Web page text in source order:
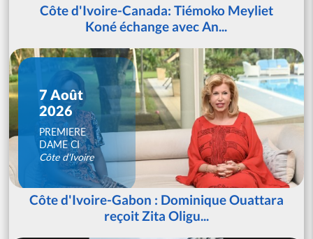
Côte d'Ivoire-Canada: Tiémoko Meyliet
Koné échange avec An...
7 Août
2026
PREMIERE
DAME CI
Côte d'Ivoire
Côte d'Ivoire-Gabon : Dominique Ouattara
reçoit Zita Oligu...